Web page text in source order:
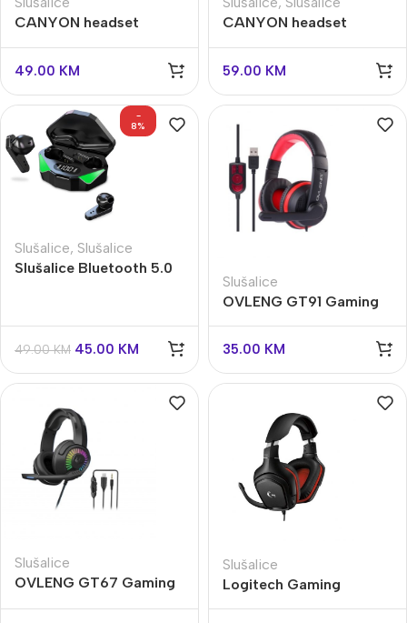
CANYON headset
49.00 KM
CANYON headset
59.00 KM
-
8%
Slušalice, Slušalice
Slušalice Bluetooth 5.0
Mediatech
49.00KM 45.00 KM
Slušalice
OVLENG GT91 Gaming
35.00 KM
Slušalice
OVLENG GT67 Gaming
Slušalice
Logitech Gaming
Slušalice G332